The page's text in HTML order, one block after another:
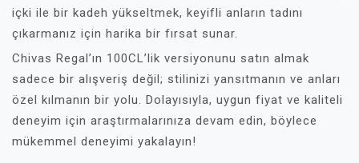
içki ile bir kadeh yükseltmek, keyifli anların tadını
çıkarmanız için harika bir fırsat sunar.
Chivas Regal’ın 100CL’lik versiyonunu satın almak
sadece bir alışveriş değil; stilinizi yansıtmanın ve anları
özel kılmanın bir yolu. Dolayısıyla, uygun fiyat ve kaliteli
deneyim için araştırmalarınıza devam edin, böylece
mükemmel deneyimi yakalayın!